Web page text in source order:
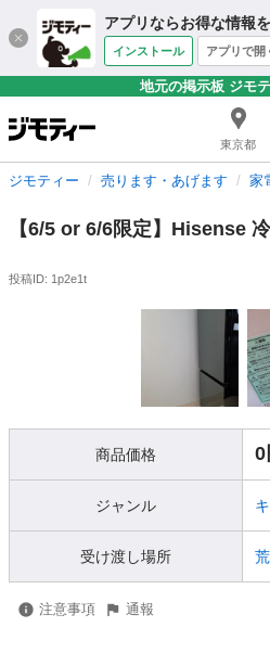
アプリならお得な情報
インストール アプリで開
地元の掲示板 ジモ
東京都
ジモティー 売ります・あげます 家
【6/5 or 6/6限定】Hisense
投稿ID: 1p2e1t
商品価格 0
ジャンル
受け渡し場所
注意事項 通報